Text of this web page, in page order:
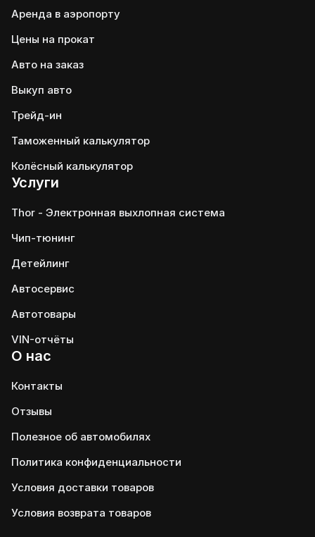
Аренда в аэропорту
Цены на прокат
Авто на заказ
Выкуп авто
Трейд-ин
Таможенный калькулятор
Колёсный калькулятор
Услуги
Thor - Электронная выхлопная система
Чип-тюнинг
Детейлинг
Автосервис
Автотовары
VIN-отчёты
О нас
Контакты
Отзывы
Полезное об автомобилях
Политика конфиденциальности
Условия доставки товаров
Условия возврата товаров